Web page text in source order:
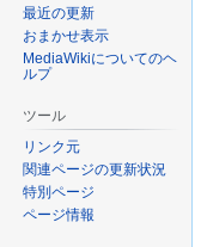
最近の更新
おまかせ表示
MediaWikiについてのヘ
ルプ
ツール
リンク元
関連ページの更新状況
特別ページ
ページ情報